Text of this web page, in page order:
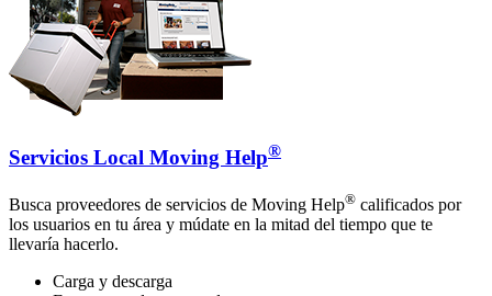
Servicios Local Moving Help®
Busca proveedores de servicios de Moving Help® calificados por
los usuarios en tu área y múdate en la mitad del tiempo que te
llevaría hacerlo.
Carga y descarga